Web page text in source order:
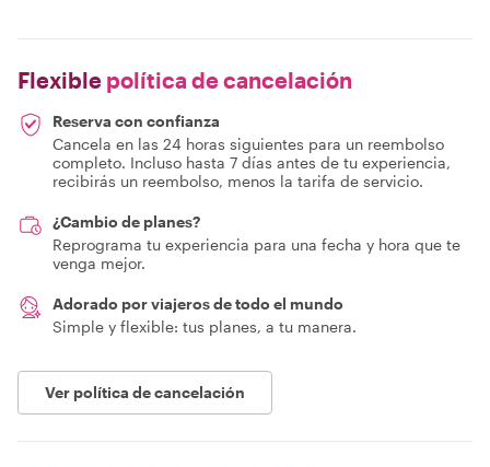
Flexible política de cancelación
Reserva con confianza
Cancela en las 24 horas siguientes para un reembolso
completo. Incluso hasta 7 días antes de tu experiencia,
recibirás un reembolso, menos la tarifa de servicio.
¿Cambio de planes?
Reprograma tu experiencia para una fecha y hora que te
venga mejor.
Adorado por viajeros de todo el mundo
Simple y flexible: tus planes, a tu manera.
Ver política de cancelación